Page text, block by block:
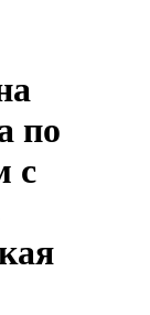
по
с